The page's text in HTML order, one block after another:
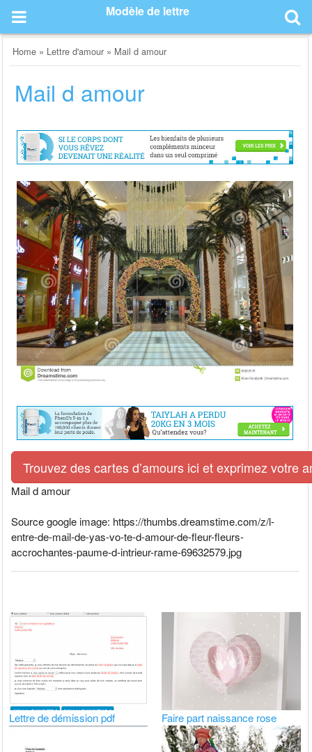
content
Modèle de lettre
Home » Lettre d'amour » Mail d amour
Mail d amour
Trouvez des cartes d’amours ici et exprimez votre
Mail d amour
Source google image: https://thumbs.dreamstime.com/z/l-
entre-de-mail-de-yas-vo-te-d-amour-de-fleur-fleurs-
accrochantes-paume-d-intrieur-rame-69632579.jpg
Lettre de démission pdf Faire part naissance rose